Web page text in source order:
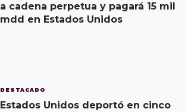
a cadena perpetua y pagará 15 mil
mdd en Estados Unidos
DESTACADO
Estados Unidos deportó en cinco